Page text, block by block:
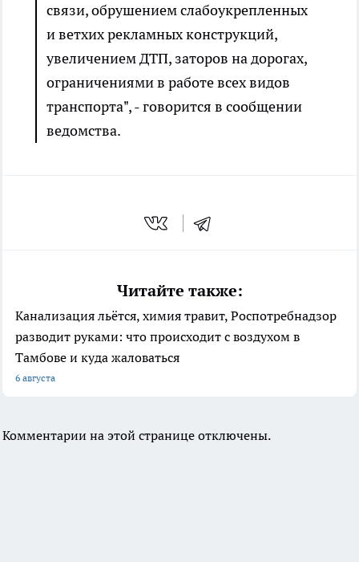
связи, обрушением слабоукрепленных
и ветхих рекламных конструкций,
увеличением ДТП, заторов на дорогах,
ограничениями в работе всех видов
транспорта", - говорится в сообщении
ведомства.
Читайте также:
Канализация льётся, химия травит, Роспотребнадзор
разводит руками: что происходит с воздухом в
Тамбове и куда жаловаться
6 августа
Комментарии на этой странице отключены.